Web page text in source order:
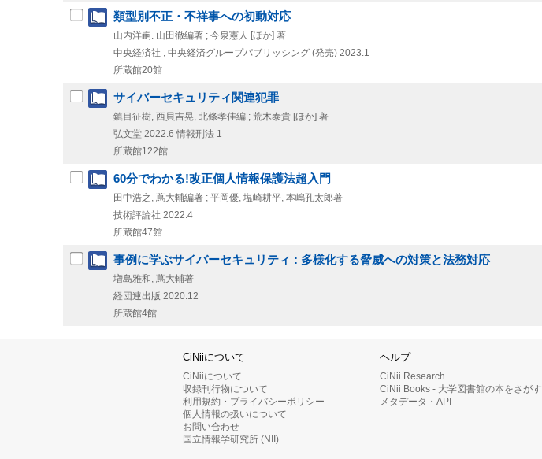
類型別不正・不祥事への初動対応
山内洋嗣. 山田徹編著 ; 今泉憲人 [ほか] 著
中央経済社 , 中央経済グループパブリッシング (発売) 2023.1
所蔵館20館
サイバーセキュリティ関連犯罪
鎮目征樹, 西貝吉晃, 北條孝佳編 ; 荒木泰貴 [ほか] 著
弘文堂 2022.6 情報刑法 1
所蔵館122館
60分でわかる!改正個人情報保護法超入門
田中浩之, 蔦大輔編著 ; 平岡優, 塩崎耕平, 本嶋孔太郎著
技術評論社 2022.4
所蔵館47館
事例に学ぶサイバーセキュリティ : 多様化する脅威への対策と法務対応
増島雅和, 蔦大輔著
経団連出版 2020.12
所蔵館4館
CiNiiについて
CiNiiについて
収録刊行物について
利用規約・プライバシーポリシー
個人情報の扱いについて
お問い合わせ
国立情報学研究所 (NII)
ヘルプ
CiNii Research
CiNii Books - 大学図書館の本をさがす
メタデータ・API